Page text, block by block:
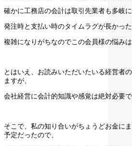
確かに工務店の会計は取引先業者も多岐に
発注時と支払い時のタイムラグが長かった
複雑になりがちなのでこの会員様の悩みは
とはいえ、お読みいただいたいる経営者
ますが、
会社経営に会計的知識や感覚は絶対必要で
そこで、私の知り合いがちょうどお金に
予定だったので、